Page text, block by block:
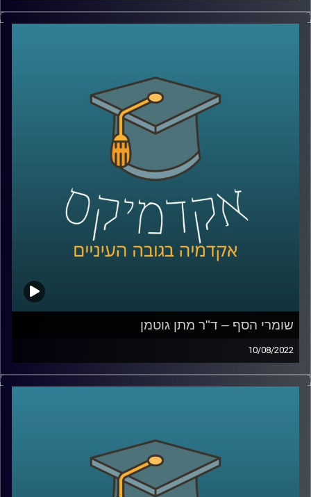
יש כאלו שמתארים את ההשלכות של הציוץ של השחקנית
אליסה מילאנו תחת ההאשטג "מי טו" כמהפכה.
בפרק הזה של אקדמיקס ראיינתי את מרצת הקורס, ד"ר גלית
דשא מבית ספר לאודר לממשל, לשעבר מנכ"לית שדולת
הנשים ומומחית להטמעת תהליכי גיוון והכללה.
לשיחה עם ד"ר גלית דשא על גיוון והכלה באירגונים-
קרדיט תמונות:AudioVersity
שומרי הסף – ד"ר מתן גוטמן
10/08/2022
מי מנהל את מדינת ישראל? מי קובע את המדיניות של
הממשלה? "מי הבוס"? – עובדי הציבור או נבחרי הציבור? על
בפרק הזה של אקדמיקס התארח ד"ר מתן גוטמן מרצה הקורס
שומרי הסף בבית הספר למשפטים לדבר על הנושאים האלו
ואיך הם קשורים לשיטת המשטר הישראלית.